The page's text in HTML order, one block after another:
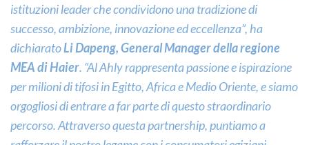
istituzioni leader che condividono una tradizione di
successo, ambizione, innovazione ed eccellenza”, ha
dichiaratoLi Dapeng, General Manager della regione
MEA di Haier. “Al Ahly rappresenta passione e ispirazione
per milioni di tifosi in Egitto, Africa e Medio Oriente, e siamo
orgogliosi di entrare a far parte di questo straordinario
percorso. Attraverso questa partnership, puntiamo a